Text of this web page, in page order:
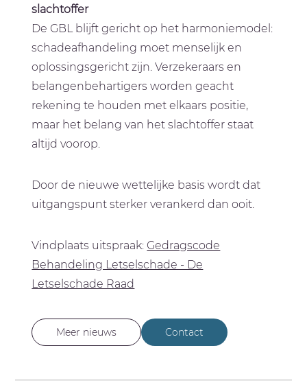
slachtoffer
De GBL blijft gericht op het harmoniemodel:
schadeafhandeling moet menselijk en
oplossingsgericht zijn. Verzekeraars en
belangenbehartigers worden geacht
rekening te houden met elkaars positie,
maar het belang van het slachtoffer staat
altijd voorop.
Door de nieuwe wettelijke basis wordt dat
uitgangspunt sterker verankerd dan ooit.
Vindplaats uitspraak: Gedragscode
Behandeling Letselschade - De
Letselschade Raad
Meer nieuws Contact